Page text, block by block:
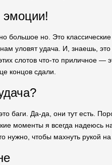
эмоции!
большое но. Это классические
уловят удача. И, знаешь,
слотов что-то приличное —
концов сдали.
баги. Да-да, они тут есть.
моменты я всегда
нужно, чтобы махнуть рукой